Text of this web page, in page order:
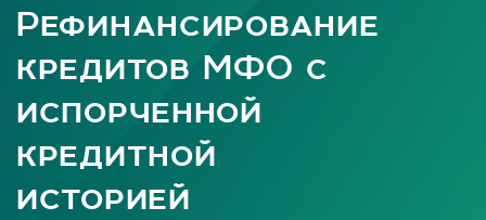
Рефинансирование
кредитов МФО с
испорченной
кредитной
историей